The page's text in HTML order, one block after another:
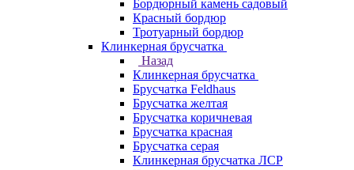
Бордюрный камень садовый
Красный бордюр
Тротуарный бордюр
Клинкерная брусчатка
Назад
Клинкерная брусчатка
Брусчатка Feldhaus
Брусчатка желтая
Брусчатка коричневая
Брусчатка красная
Брусчатка серая
Клинкерная брусчатка ЛСР